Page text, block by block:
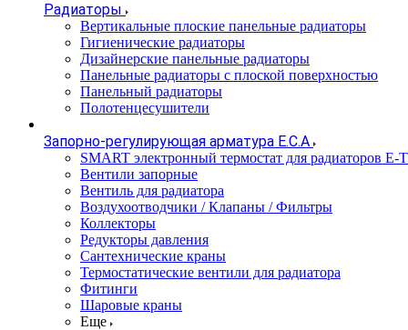
Радиаторы
Вертикальные плоские панельные радиаторы
Гигиенические радиаторы
Дизайнерские панельные радиаторы
Панельные радиаторы с плоской поверхностью
Панельный радиаторы
Полотенцесушители
Запорно-регулирующая арматура E.C.A
SMART электронный термостат для радиаторов E-
Вентили запорные
Вентиль для радиатора
Воздухоотводчики / Клапаны / Фильтры
Коллекторы
Редукторы давления
Сантехнические краны
Термостатические вентили для радиатора
Фитинги
Шаровые краны
Еще